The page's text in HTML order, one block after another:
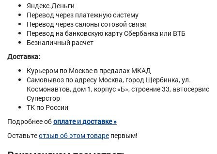
Яндекс.Деньги
Перевод через платежную систему
Перевод через салоны сотовой связи
Перевод на банковскую карту Сбербанка или ВТБ
Безналичный расчет
Доставка:
Курьером по Москве в предалах МКАД
Самовывоз по адресу Москва, город Щербинка, ул.
Космонавтов, дом 1, корпус «Б», строение 33, автосервис
Суперстор
ТК по России
Подробнее обоплате и доставке »
Оставьтеотзыв об этом товаре первым!